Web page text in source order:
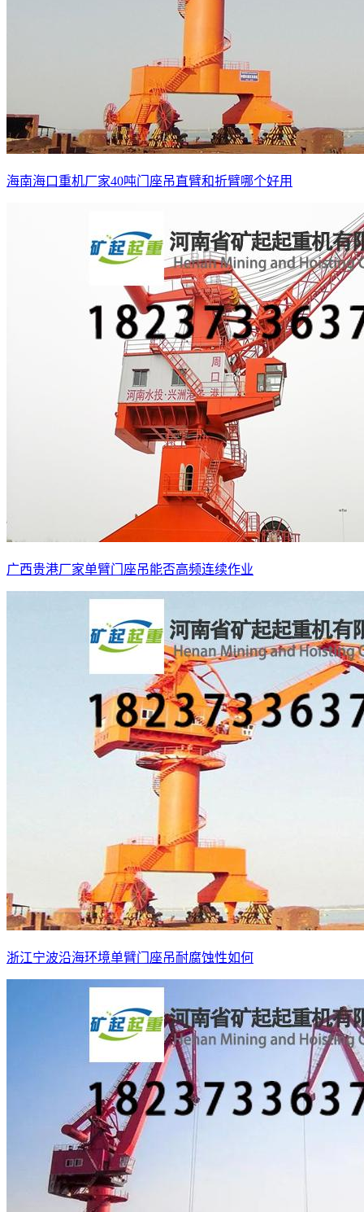
海南海口重机厂家40吨门座吊直臂和折臂哪个好用
广西贵港厂家单臂门座吊能否高频连续作业
浙江宁波沿海环境单臂门座吊耐腐蚀性如何